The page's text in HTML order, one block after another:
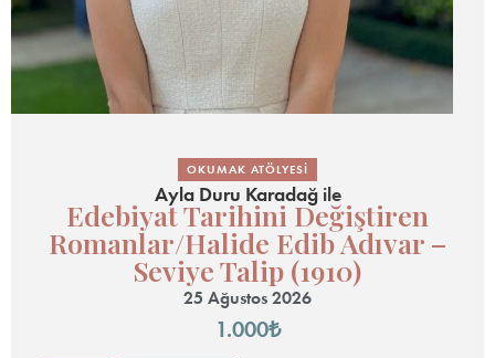
OKUMAK ATÖLYESI
Ayla Duru Karadağile
Edebiyat Tarihini Değiştiren
Romanlar/Halide Edib Adıvar –
Seviye Talip (1910)
25 Ağustos 2026
1.000₺